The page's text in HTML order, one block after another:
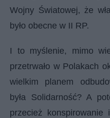
Wojny Światowej, że
było obecne w II RP.
I to myślenie, mimo
przetrwało w Polakach
wielkim planem
była Solidarność? A
przecież